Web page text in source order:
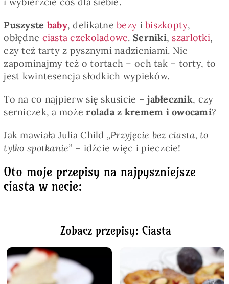
Puszyste baby, delikatnebezy ibiszkopty,
obłędne ciasta czekoladowe. Serniki, szarlotki,
czy też tarty z pysznymi nadzieniami. Nie
zapominajmy też o tortach – och tak – torty, to
jest kwintesencja słodkich wypieków.
To na co najpierw się skusicie – jabłecznik, czy
serniczek, a możerolada z kremem i owocami?
Jak mawiała Julia Child „Przyjęcie bez ciasta, to
tylko spotkanie” – idźcie więc i pieczcie!
Oto moje przepisy na najpyszniejsze
ciasta w necie:
Zobacz przepisy: Ciasta